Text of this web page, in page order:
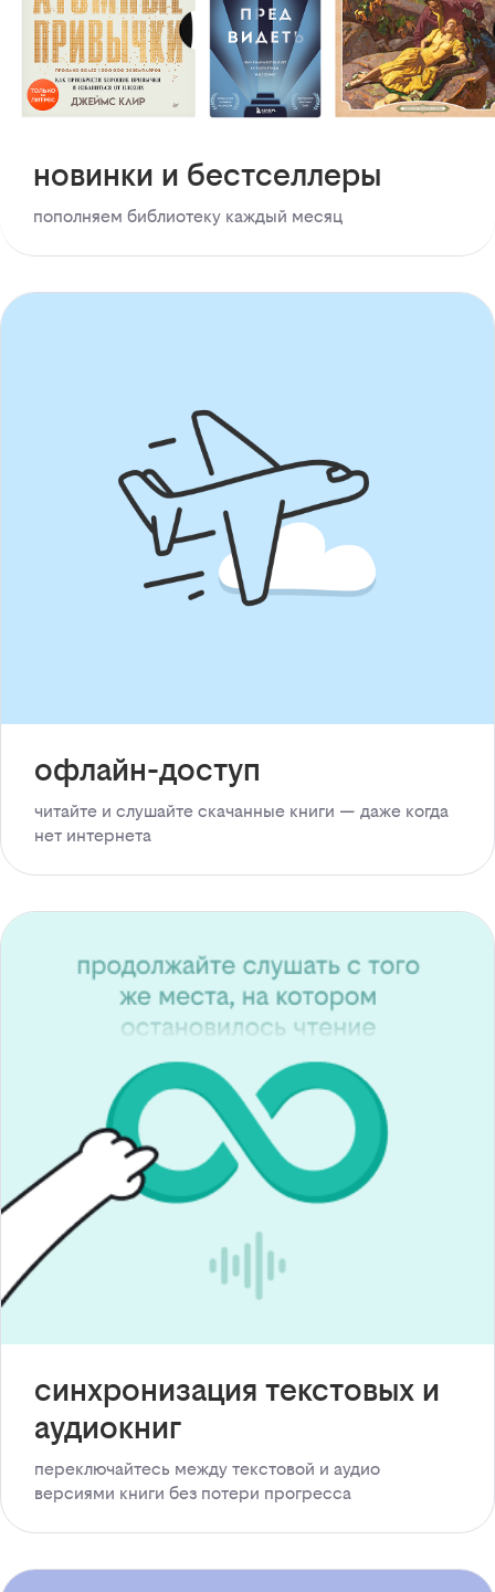
новинки и бестселлеры
пополняем библиотеку каждый месяц
офлайн-доступ
читайте и слушайте скачанные книги — даже когда
нет интернета
синхронизация текстовых и
аудиокниг
переключайтесь между текстовой и аудио
версиями книги без потери прогресса